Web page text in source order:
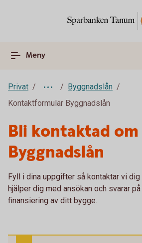
Meny
Privat
Byggnadslån
Kontaktformulär Byggnadslån
Bli kontaktad om
Byggnadslån
Fyll i dina uppgifter så kontaktar vi dig
hjälper dig med ansökan och svarar
finansiering av ditt bygge.